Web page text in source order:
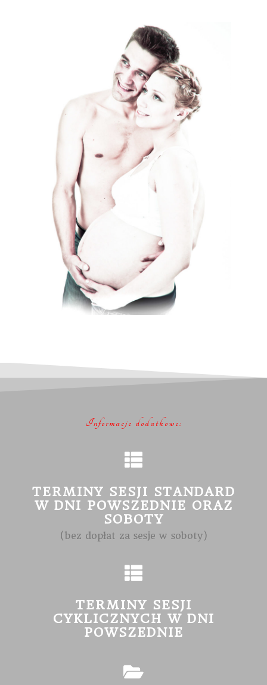
Informacje dodatkowe:
TERMINY SESJI STANDARD
W DNI POWSZEDNIE ORAZ
SOBOTY
(bez dopłat za sesje w soboty)
TERMINY SESJI
CYKLICZNYCH W DNI
POWSZEDNIE